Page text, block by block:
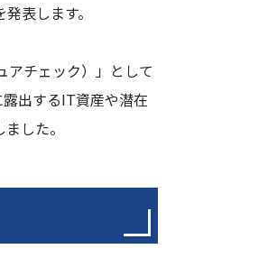
表します。
アチェック）」として
出するIT資産や潜在
した。